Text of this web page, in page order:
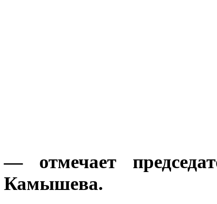
— отмечает
Камышева.